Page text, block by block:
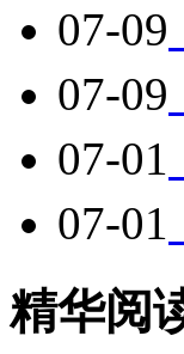
07-09
07-09
07-01
07-01
精华阅